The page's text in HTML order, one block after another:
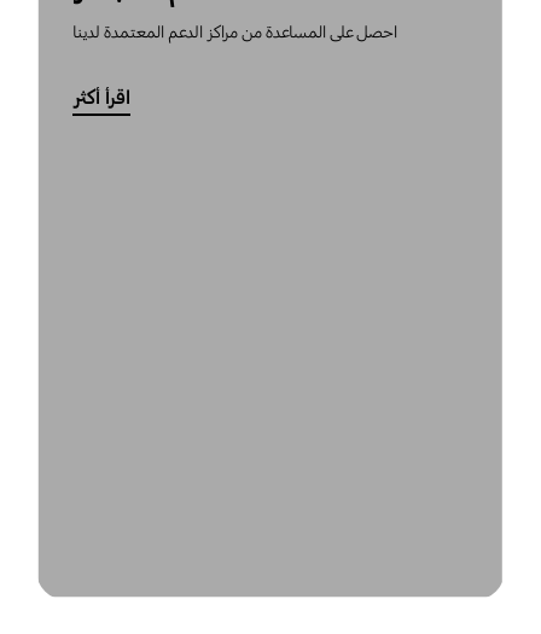
احصل على المساعدة من مراكز الدعم المعتمدة لدينا
اقرأ أكثر